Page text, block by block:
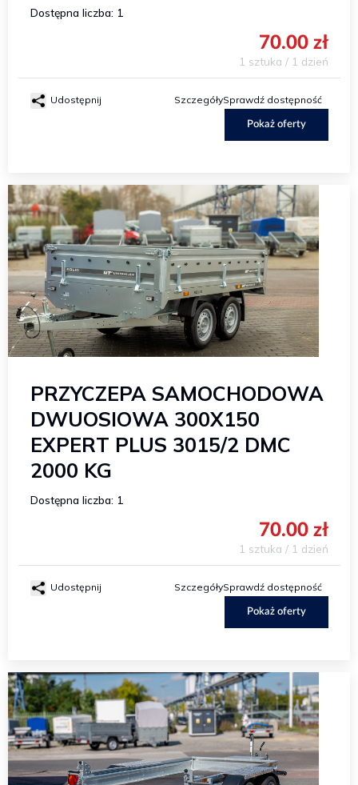
Dostępna liczba: 1
70.00 zł
1 sztuka / 1 dzień
Udostępnij SzczegółySprawdź dostępność
Pokaż oferty
PRZYCZEPA SAMOCHODOWA
DWUOSIOWA 300X150
EXPERT PLUS 3015/2 DMC
2000 KG
Dostępna liczba: 1
70.00 zł
1 sztuka / 1 dzień
Udostępnij SzczegółySprawdź dostępność
Pokaż oferty